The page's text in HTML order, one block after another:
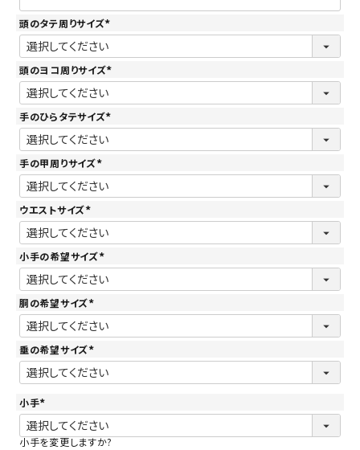
須
)
頭のタテ周りサイズ
(
必
須
)
頭のヨコ周りサイズ
(
必
須
)
手のひらタテサイズ
(
必
須
)
手の甲周りサイズ
(
必
須
)
ウエストサイズ
(
必
須
)
小手の希望サイズ
(
必
須
)
胴の希望サイズ
(
必
須
)
垂の希望サイズ
(
必
須
)
小手
(
必
須
)
小手を変更しますか?